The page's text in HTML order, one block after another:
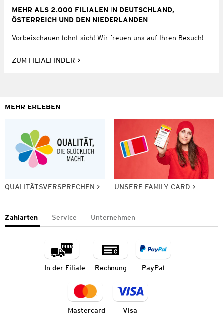
MEHR ALS 2.000 FILIALEN IN DEUTSCHLAND,
ÖSTERREICH UND DEN NIEDERLANDEN
Vorbeischauen lohnt sich! Wir freuen uns auf Ihren Besuch!
ZUM FILIALFINDER
MEHR ERLEBEN
QUALITÄTSVERSPRECHEN UNSERE FAMILY CARD
Zahlarten Service Unternehmen
In der Filiale Rechnung PayPal
Mastercard Visa